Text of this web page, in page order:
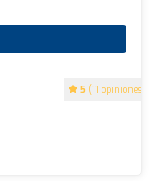
5 (11 opiniones)